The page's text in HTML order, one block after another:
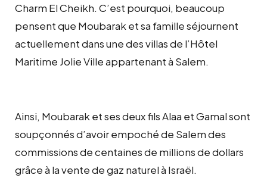
Charm El Cheikh. C’est pourquoi, beaucoup
pensent que Moubarak et sa famille séjournent
actuellement dans une des villas de l’Hôtel
Maritime Jolie Ville appartenant à Salem.
Ainsi, Moubarak et ses deux fils Alaa et Gamal sont
soupçonnés d’avoir empoché de Salem des
commissions de centaines de millions de dollars
grâce à la vente de gaz naturel à Israël.